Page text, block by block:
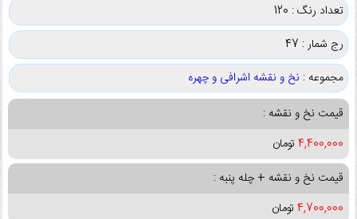
تعداد رنگ : 120
رج شمار : 47
مجموعه : نخ و نقشه اشرافی و چهره
قیمت نخ و نقشه :
4,400,000 تومان
قیمت نخ و نقشه + چله پنبه :
4,700,000 تومان